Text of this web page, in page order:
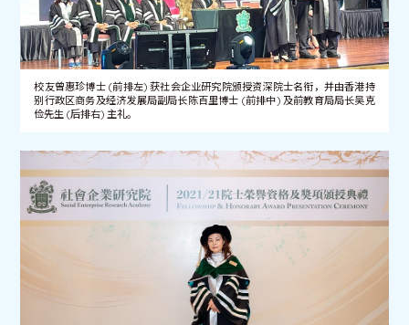
校友曾惠珍博士 (前排左) 获社会企业研究院颁授资深院士名衔，并由香港持
别行政区商务及经济发展局副局长陈百里博士 (前排中) 及前教育局局长吴克
俭先生 (后排右) 主礼。